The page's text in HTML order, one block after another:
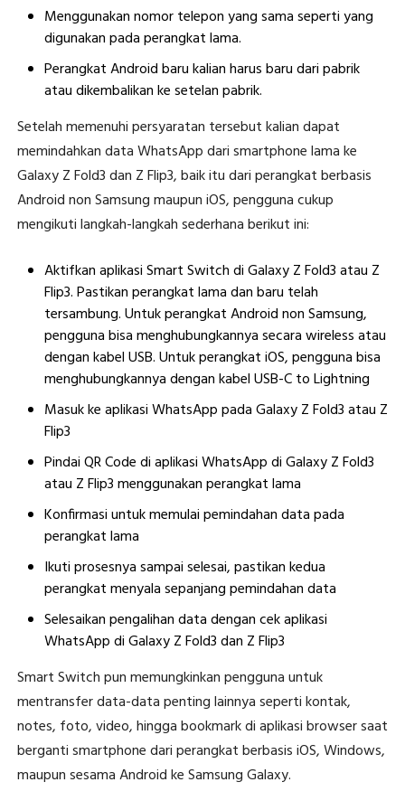
Menggunakan nomor telepon yang sama seperti yang
digunakan pada perangkat lama.
Perangkat Android baru kalian harus baru dari pabrik
atau dikembalikan ke setelan pabrik.
Setelah memenuhi persyaratan tersebut kalian dapat
memindahkan data WhatsApp dari smartphone lama ke
Galaxy Z Fold3 dan Z Flip3, baik itu dari perangkat berbasis
Android non Samsung maupun iOS, pengguna cukup
mengikuti langkah-langkah sederhana berikut ini:
Aktifkan aplikasi Smart Switch di Galaxy Z Fold3 atau Z
Flip3. Pastikan perangkat lama dan baru telah
tersambung. Untuk perangkat Android non Samsung,
pengguna bisa menghubungkannya secara wireless atau
dengan kabel USB. Untuk perangkat iOS, pengguna bisa
menghubungkannya dengan kabel USB-C to Lightning
Masuk ke aplikasi WhatsApp pada Galaxy Z Fold3 atau Z
Flip3
Pindai QR Code di aplikasi WhatsApp di Galaxy Z Fold3
atau Z Flip3 menggunakan perangkat lama
Konfirmasi untuk memulai pemindahan data pada
perangkat lama
Ikuti prosesnya sampai selesai, pastikan kedua
perangkat menyala sepanjang pemindahan data
Selesaikan pengalihan data dengan cek aplikasi
WhatsApp di Galaxy Z Fold3 dan Z Flip3
Smart Switch pun memungkinkan pengguna untuk
mentransfer data-data penting lainnya seperti kontak,
notes, foto, video, hingga bookmark di aplikasi browser saat
berganti smartphone dari perangkat berbasis iOS, Windows,
maupun sesama Android ke Samsung Galaxy.